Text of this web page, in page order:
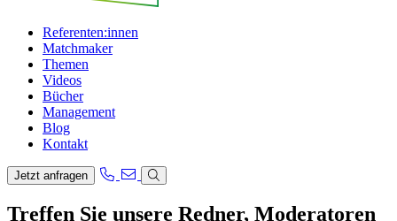
Referenten:innen
Matchmaker
Themen
Videos
Bücher
Management
Blog
Kontakt
Jetzt anfragen
Treffen Sie unsere Redner, Moderatoren